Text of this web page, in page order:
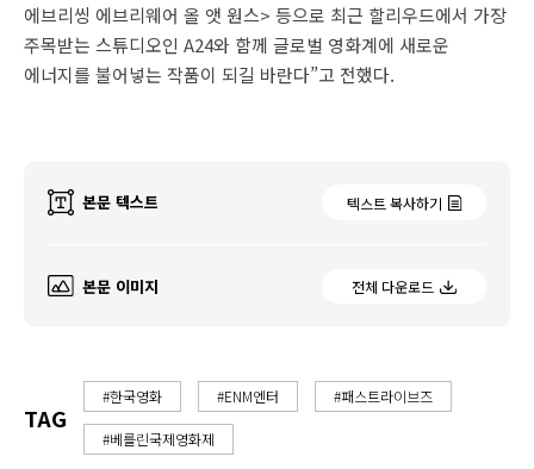
에브리씽 에브리웨어 올 앳 원스> 등으로 최근 할리우드에서 가장
주목받는 스튜디오인 A24와 함께 글로벌 영화계에 새로운
에너지를 불어넣는 작품이 되길 바란다”고 전했다.
본문 텍스트 텍스트 복사하기
본문 이미지 전체 다운로드
TAG
#한국영화 #ENM엔터 #패스트라이브즈
#베를린국제영화제